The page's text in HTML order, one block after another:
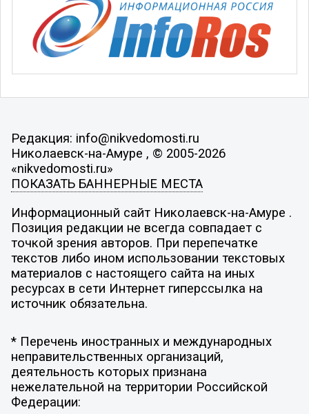
Редакция: info@nikvedomosti.ru
Николаевск-на-Амуре , © 2005-2026
«nikvedomosti.ru»
ПОКАЗАТЬ БАННЕРНЫЕ МЕСТА
Информационный сайт Николаевск-на-Амуре .
Позиция редакции не всегда совпадает с
точкой зрения авторов. При перепечатке
текстов либо ином использовании текстовых
материалов с настоящего сайта на иных
ресурсах в сети Интернет гиперссылка на
источник обязательна.
* Перечень иностранных и международных
неправительственных организаций,
деятельность которых признана
нежелательной на территории Российской
Федерации: